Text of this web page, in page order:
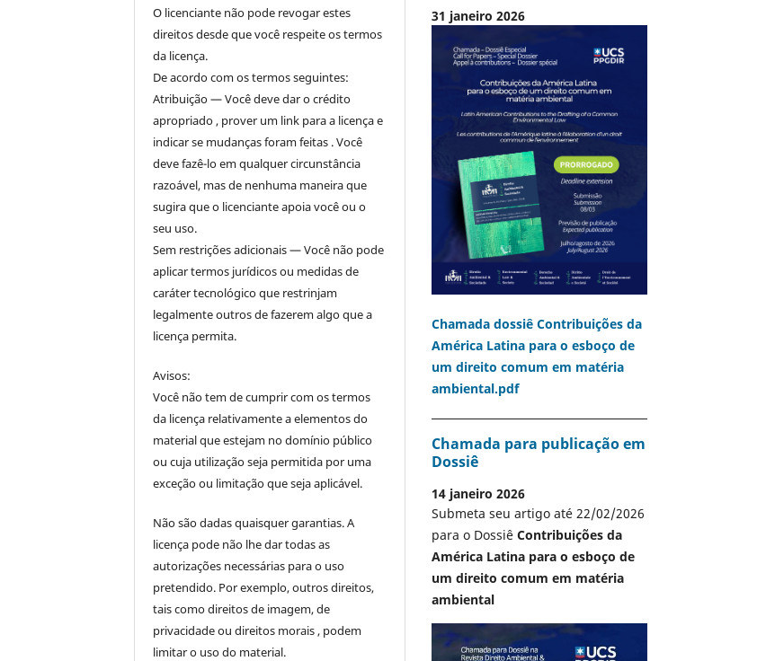
O licenciante não pode revogar estes
direitos desde que você respeite os termos
da licença.
De acordo com os termos seguintes:
Atribuição — Você deve dar o crédito
apropriado , prover um link para a licença e
indicar se mudanças foram feitas . Você
deve fazê-lo em qualquer circunstância
razoável, mas de nenhuma maneira que
sugira que o licenciante apoia você ou o
seu uso.
Sem restrições adicionais — Você não pode
aplicar termos jurídicos ou medidas de
caráter tecnológico que restrinjam
legalmente outros de fazerem algo que a
licença permita.
Avisos:
Você não tem de cumprir com os termos
da licença relativamente a elementos do
material que estejam no domínio público
ou cuja utilização seja permitida por uma
exceção ou limitação que seja aplicável.
Não são dadas quaisquer garantias. A
licença pode não lhe dar todas as
autorizações necessárias para o uso
pretendido. Por exemplo, outros direitos,
tais como direitos de imagem, de
privacidade ou direitos morais , podem
limitar o uso do material.
31 janeiro 2026
Chamada dossiê Contribuições da
América Latina para o esboço de
um direito comum em matéria
ambiental.pdf
Chamada para publicação em
Dossiê
14 janeiro 2026
Submeta seu artigo até 22/02/2026
para o Dossiê Contribuições da
América Latina para o esboço de
um direito comum em matéria
ambiental